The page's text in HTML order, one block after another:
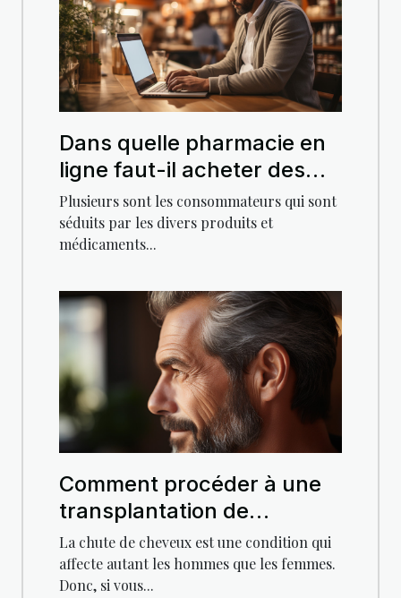
Dans quelle pharmacie en
ligne faut-il acheter des
médicaments ?
Plusieurs sont les consommateurs qui sont
séduits par les divers produits et
médicaments...
Comment procéder à une
transplantation de
cheveux ?
La chute de cheveux est une condition qui
affecte autant les hommes que les femmes.
Donc, si vous...